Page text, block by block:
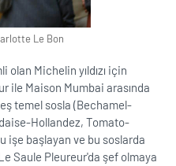
Le Bon
Michelin yıldızı için
ile Maison Mumbai arasında
temel sosla (Bechamel-
Hollandez, Tomato-
işe başlayan ve bu soslarda
Saule Pleureur'da şef olmaya